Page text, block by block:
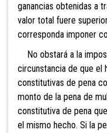
ganancias obtenidas a
valor total fuere
corresponda imponer
No obstará a la
circunstancia de que el
constitutivas de pena
monto de la pena de
constitutiva de pena
el mismo hecho. Si la